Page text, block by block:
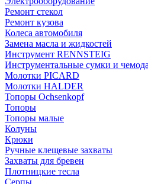
Ремонт стекол
Ремонт кузова
Колеса автомобиля
Замена масла и жидкостей
Инструмент RENNSTEIG
Инструментальные сумки и
Молотки PICARD
Молотки HALDER
Топоры Ochsenkopf
Топоры
Топоры малые
Колуны
Крюки
Ручные клещевые захваты
Захваты для бревен
Плотницкие тесла
Серпы